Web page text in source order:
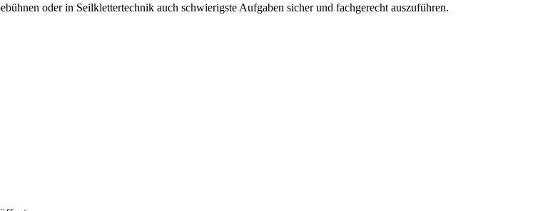
oder in Seilklettertechnik auch schwierigste Aufgaben sicher und fachgerecht auszuführen.